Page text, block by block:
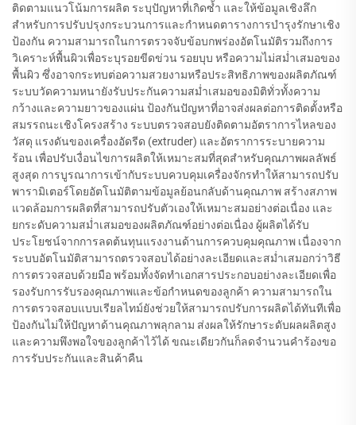
ติดตามแนวโน้มการผลิต ระบุปัญหาที่เกิดซ้ำ และให้ข้อมูลเชิงลึก
สำหรับการปรับปรุงกระบวนการและกำหนดตารางการบำรุงรักษาเชิง
ป้องกัน ความสามารถในการตรวจจับข้อบกพร่องอัตโนมัติรวมถึงการ
วิเคราะห์พื้นผิวเพื่อระบุรอยขีดข่วน รอยบุบ หรือความไม่สม่ำเสมอของ
พื้นผิว ซึ่งอาจกระทบต่อความสวยงามหรือประสิทธิภาพของผลิตภัณฑ์
ระบบวัดความหนายังรับประกันความสม่ำเสมอของมิติทั่วทั้งความ
กว้างและความยาวของแผ่น ป้องกันปัญหาที่อาจส่งผลต่อการติดตั้งหรือ
สมรรถนะเชิงโครงสร้าง ระบบตรวจสอบยังติดตามอัตราการไหลของ
วัสดุ แรงดันของเครื่องอัดรีด (extruder) และอัตราการระบายความ
ร้อน เพื่อปรับเงื่อนไขการผลิตให้เหมาะสมที่สุดสำหรับคุณภาพผลลัพธ์
สูงสุด การบูรณาการเข้ากับระบบควบคุมเครื่องจักรทำให้สามารถปรับ
พารามิเตอร์โดยอัตโนมัติตามข้อมูลย้อนกลับด้านคุณภาพ สร้างสภาพ
แวดล้อมการผลิตที่สามารถปรับตัวเองให้เหมาะสมอย่างต่อเนื่อง และ
ยกระดับความสม่ำเสมอของผลิตภัณฑ์อย่างต่อเนื่อง ผู้ผลิตได้รับ
ประโยชน์จากการลดต้นทุนแรงงานด้านการควบคุมคุณภาพ เนื่องจาก
ระบบอัตโนมัติสามารถตรวจสอบได้อย่างละเอียดและสม่ำเสมอกว่าวิธี
การตรวจสอบด้วยมือ พร้อมทั้งจัดทำเอกสารประกอบอย่างละเอียดเพื่อ
รองรับการรับรองคุณภาพและข้อกำหนดของลูกค้า ความสามารถใน
การตรวจสอบแบบเรียลไทม์ยังช่วยให้สามารถปรับการผลิตได้ทันทีเพื่อ
ป้องกันไม่ให้ปัญหาด้านคุณภาพลุกลาม ส่งผลให้รักษาระดับผลผลิตสูง
และความพึงพอใจของลูกค้าไว้ได้ ขณะเดียวกันก็ลดจำนวนคำร้องขอ
การรับประกันและสินค้าคืน